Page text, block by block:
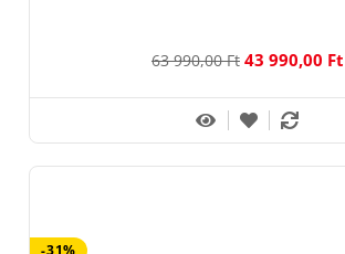
63 990,00 Ft 43 990,00 Ft
-31%